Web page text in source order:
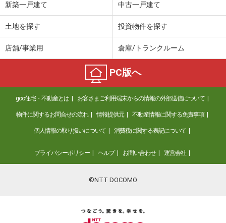
新築一戸建て 中古一戸建て
土地を探す 投資物件を探す
店舗/事業用 倉庫/トランクルーム
PC版へ
goo住宅・不動産とは お客さまご利用端末からの情報の外部送信について
物件に関するお問合せの流れ 情報提供元 不動産情報に関する免責事項
個人情報の取り扱いについて 消費税に関する表記について
プライバシーポリシー ヘルプ お問い合わせ 運営会社
©NTT DOCOMO